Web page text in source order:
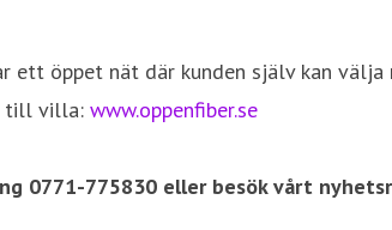
öppet nät där kunden själv kan
till villa: www.oppenfiber.se
0771-775830 eller besök vårt